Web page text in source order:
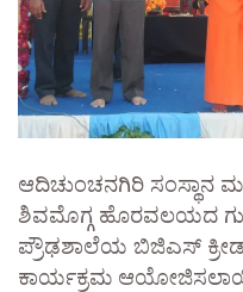
ಆದಿಚುಂಚನಗಿರಿ ಸಂಸ್ಥಾನ
ಶಿವಮೊಗ್ಗ ಹೊರವಲಯದ
ಪ್ರೌಢಶಾಲೆಯ ಬಿಜಿಎಸ್
ಕಾರ್ಯಕ್ರಮ